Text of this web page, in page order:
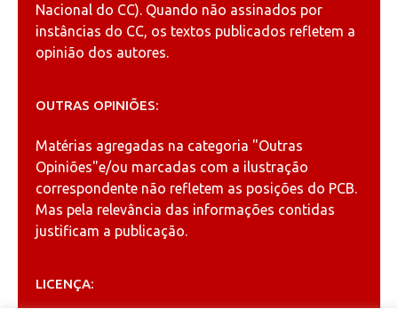
Nacional do CC). Quando não assinados por
instâncias do CC, os textos publicados refletem a
opinião dos autores.
OUTRAS OPINIÕES:
Matérias agregadas na categoria "Outras
Opiniões"e/ou marcadas com a ilustração
correspondente não refletem as posições do PCB.
Mas pela relevância das informações contidas
justificam a publicação.
LICENÇA: